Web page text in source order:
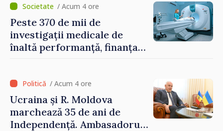
poartă întreaga vină pentru
pericolul adus la casele
oamenilor noștri”
/ Acum 4 ore
Peste 370 de mii de
investigații medicale de
înaltă performanță, finanțate
/ Acum 4 ore
Ucraina și R. Moldova
marchează 35 de ani de
Independență. Ambasadorul